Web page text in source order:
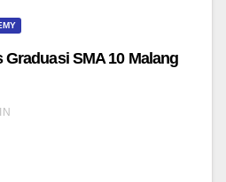
SMA 10 Malang